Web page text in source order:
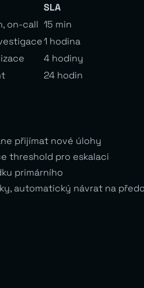
SLA
on-call 15 min
1 hodina
4 hodiny
24 hodin
přijímat nové úlohy
threshold pro eskalaci
primárního
automatický návrat na